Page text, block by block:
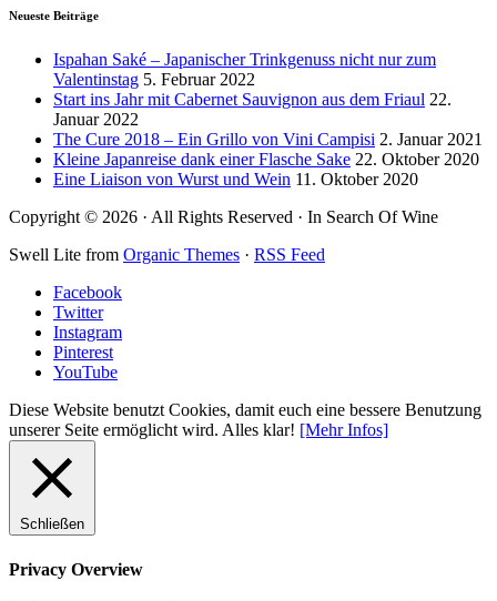
Neueste Beiträge
Ispahan Saké – Japanischer Trinkgenuss nicht nur zum
Valentinstag 5. Februar 2022
Start ins Jahr mit Cabernet Sauvignon aus dem Friaul 22.
Januar 2022
The Cure 2018 – Ein Grillo von Vini Campisi 2. Januar 2021
Kleine Japanreise dank einer Flasche Sake 22. Oktober 2020
Eine Liaison von Wurst und Wein 11. Oktober 2020
Copyright © 2026 · All Rights Reserved · In Search Of Wine
Swell Lite from Organic Themes · RSS Feed
Facebook
Twitter
Instagram
Pinterest
YouTube
Diese Website benutzt Cookies, damit euch eine bessere Benutzung
unserer Seite ermöglicht wird. Alles klar! [Mehr Infos]
Schließen
Privacy Overview